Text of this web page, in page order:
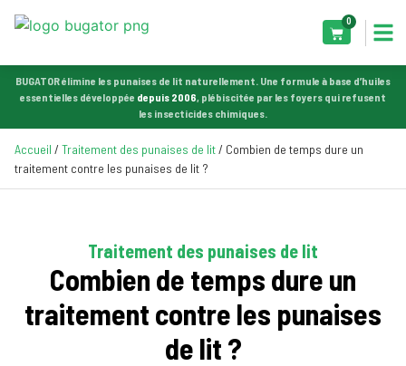
0
BUGATOR élimine les punaises de lit naturellement. Une formule à base d’huiles
essentielles développée depuis 2006, plébiscitée par les foyers qui refusent
les insecticides chimiques.
Accueil / Traitement des punaises de lit/ Combien de temps dure un
traitement contre les punaises de lit ?
Traitement des punaises de lit
Combien de temps dure un
traitement contre les punaises
de lit ?